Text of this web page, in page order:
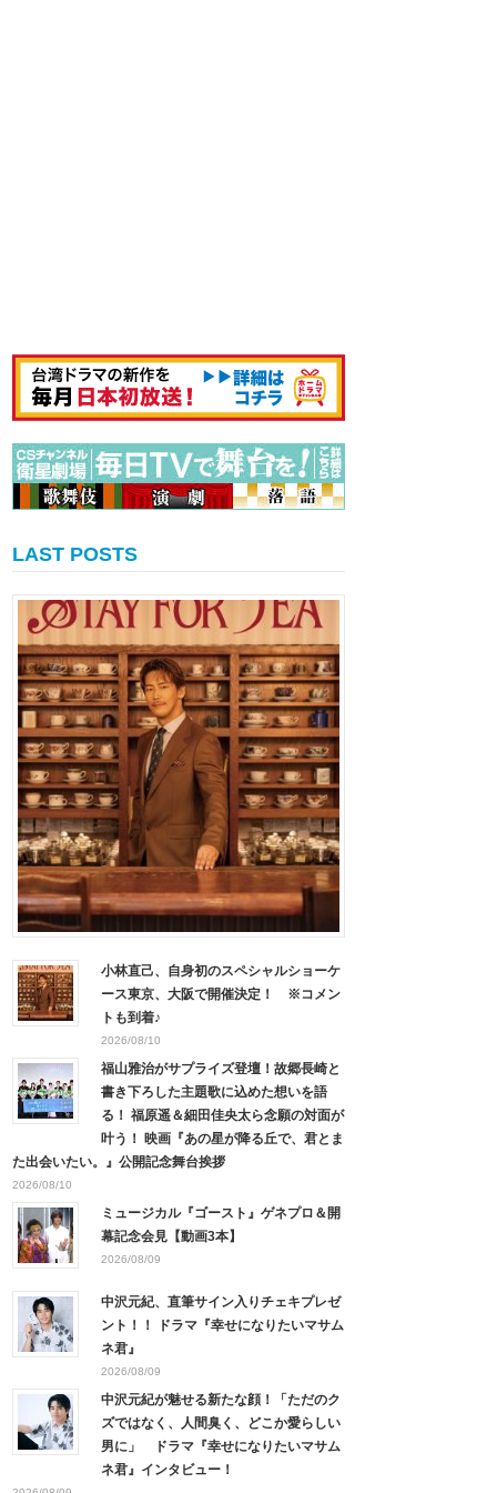
LAST POSTS
小林直己、自身初のスペシャルショーケ
ース東京、大阪で開催決定！ ※コメン
トも到着♪
2026/08/10
福山雅治がサプライズ登壇！故郷長崎と
書き下ろした主題歌に込めた想いを語
る！ 福原遥＆細田佳央太ら念願の対面が
叶う！ 映画『あの星が降る丘で、君とま
た出会いたい。』公開記念舞台挨拶
2026/08/10
ミュージカル『ゴースト』ゲネプロ＆開
幕記念会見【動画3本】
2026/08/09
中沢元紀、直筆サイン入りチェキプレゼ
ント！！ ドラマ『幸せになりたいマサム
ネ君』
2026/08/09
中沢元紀が魅せる新たな顔！「ただのク
ズではなく、人間臭く、どこか愛らしい
男に」 ドラマ『幸せになりたいマサム
ネ君』インタビュー！